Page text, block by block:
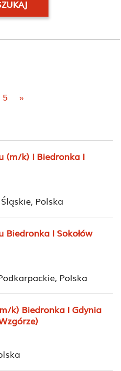
5 »
(m/k) I Biedronka I
Polska
Biedronka I Sokołów
Polska
k) Biedronka I Gdynia